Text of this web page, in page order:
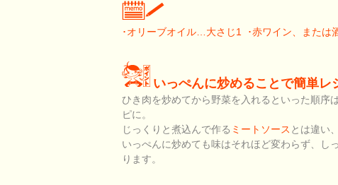
･オリーブオイル…大さじ1 ･赤ワイン、また
いっぺんに炒めることで簡単レ
ひき肉を炒めてから野菜を入れるといった順序
ピに。
じっくりと煮込んで作る ミートソース とは違い
いっぺんに炒めても味はそれほど変わらず、し
ります。